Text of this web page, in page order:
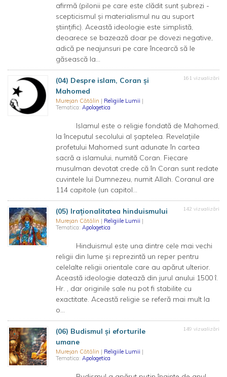
afirmă (pilonii pe care este clădit sunt șubrezi -
scepticismul și materialismul nu au suport
științific). Această ideologie este simplistă,
deoarece se bazează doar pe dovezi negative,
adică pe neajunsuri pe care încearcă să le
găsească la...
(04) Despre islam, Coran și
Mahomed
Mureșan Cătălin | Religiile Lumii |
Tematica: Apologetica
161 vizualizări
Islamul este o religie fondată de Mahomed,
la începutul secolului al șaptelea. Revelațiile
profetului Mahomed sunt adunate în cartea
sacră a islamului, numită Coran. Fiecare
musulman devotat crede că în Coran sunt redate
cuvintele lui Dumnezeu, numit Allah. Coranul are
114 capitole (un capitol...
(05) Iraționalitatea hinduismului
Mureșan Cătălin | Religiile Lumii |
Tematica: Apologetica
142 vizualizări
Hinduismul este una dintre cele mai vechi
religii din lume și reprezintă un reper pentru
celelalte religii orientale care au apărut ulterior.
Această ideologie datează din jurul anului 1500 î.
Hr. , dar originile sale nu pot fi stabilite cu
exactitate. Această religie se referă mai mult la
o...
(06) Budismul și eforturile
umane
Mureșan Cătălin | Religiile Lumii |
Tematica: Apologetica
149 vizualizări